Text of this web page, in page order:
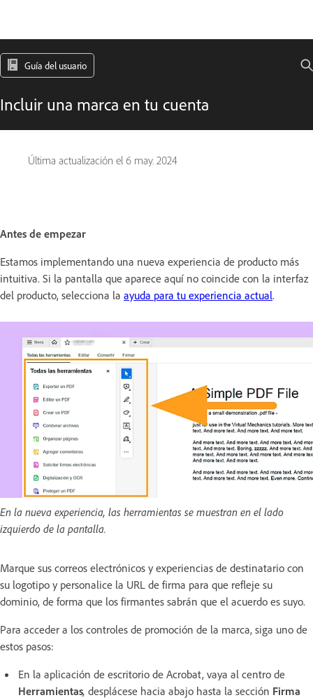
Guía del usuario
Incluir una marca en tu cuenta
Última actualización el 6 may. 2024
Antes de empezar
Estamos implementando una nueva experiencia de producto más
intuitiva. Si la pantalla que aparece aquí no coincide con la interfaz
del producto, selecciona la ayuda para tu experiencia actual.
En la nueva experiencia, las herramientas se muestran en el lado
izquierdo de la pantalla.
Marque sus correos electrónicos y experiencias de destinatario con
su logotipo y personalice la URL de firma para que refleje su
dominio, de forma que los firmantes sabrán que el acuerdo es suyo.
Para acceder a los controles de promoción de la marca, siga uno de
estos pasos:
En la aplicación de escritorio de Acrobat, vaya al centro de
Herramientas, desplácese hacia abajo hasta la sección Firma